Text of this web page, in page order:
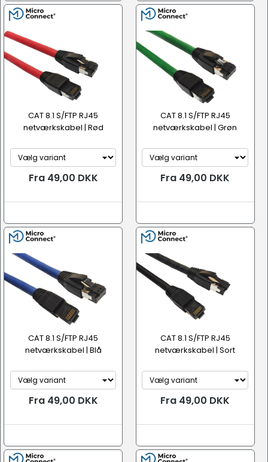
CAT 8.1 S/FTP RJ45
netværkskabel | Rød
Fra 49,00 DKK
CAT 8.1 S/FTP RJ45
netværkskabel | Grøn
Fra 49,00 DKK
CAT 8.1 S/FTP RJ45
netværkskabel | Blå
Fra 49,00 DKK
CAT 8.1 S/FTP RJ45
netværkskabel | Sort
Fra 49,00 DKK